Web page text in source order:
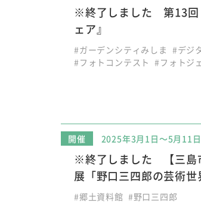
※終了しました 第13回
ェア』
#ガーデンシティみしま #デジ
#フォトコンテスト #フォトジ
開催 2025年3月1日～5月11日
※終了しました 【三島
展「野口三四郎の芸術世
#郷土資料館 #野口三四郎